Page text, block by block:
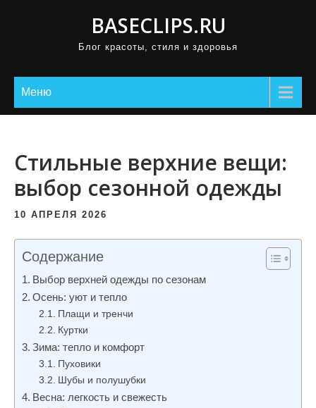
BASECLIPS.RU
Блог красоты, стиля и здоровья
Меню
Стильные верхние вещи:
выбор сезонной одежды
10 АПРЕЛЯ 2026
Содержание
Выбор верхней одежды по сезонам
Осень: уют и тепло
Плащи и тренчи
Куртки
Зима: тепло и комфорт
Пуховики
Шубы и полушубки
Весна: легкость и свежесть